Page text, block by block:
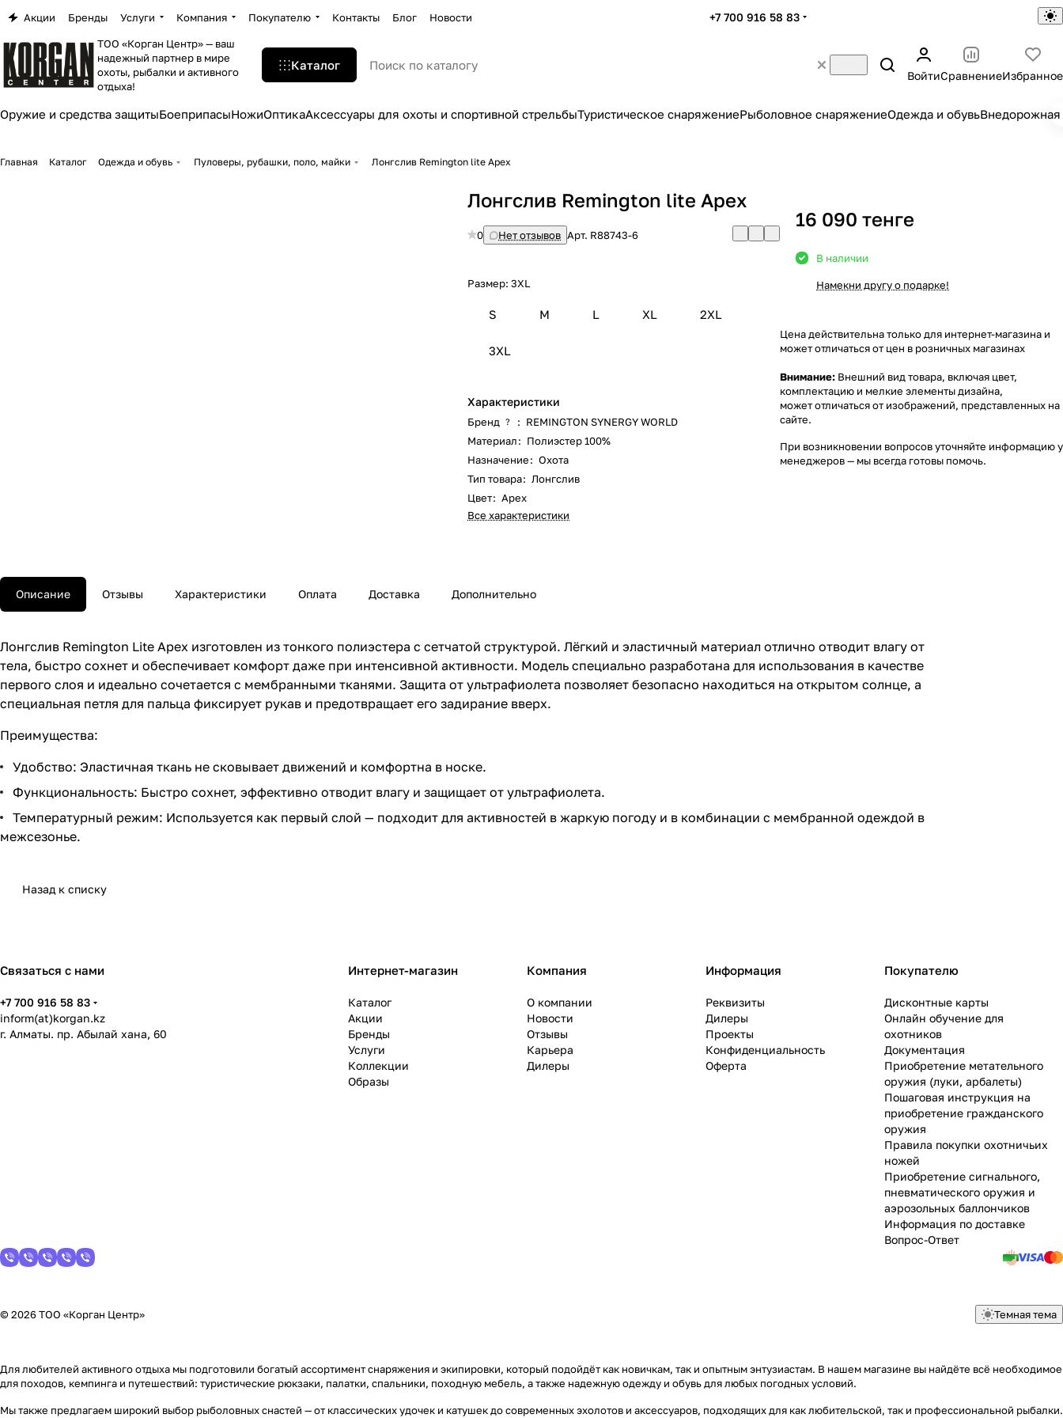
Акции Бренды Услуги Компания Покупателю Контакты Блог Новости +7 700 916 58 83
ТОО «Корган Центр» — ваш
надежный партнер в мире
охоты, рыбалки и активного
отдыха!
Каталог
ВойтиСравнениеИзбранное
Оружие и средства защитыБоеприпасыНожиОптикаАксессуары для охоты и спортивной стрельбыТуристическое снаряжениеРыболовное снаряжениеОдежда и обувьВнедорожная
Главная Каталог Одежда и обувь Пуловеры, рубашки, поло, майки Лонгслив Remington lite Apex
Лонгслив Remington lite Apex
0 Нет отзывов Арт. R88743-6
Размер:3XL
S M L XL 2XL
3XL
Характеристики
Бренд ? : REMINGTON SYNERGY WORLD
Материал: Полиэстер 100%
Назначение: Охота
Тип товара: Лонгслив
Цвет: Apex
Все характеристики
16 090 тенге
В наличии
Намекни другу о подарке!
Цена действительна только для интернет-магазина и
может отличаться от цен в розничных магазинах
Внимание: Внешний вид товара, включая цвет,
комплектацию и мелкие элементы дизайна,
может отличаться от изображений, представленных на
сайте.
При возникновении вопросов уточняйте информацию у
менеджеров— мы всегда готовы помочь.
Описание Отзывы Характеристики Оплата Доставка Дополнительно
Лонгслив Remington Lite Apex изготовлен из тонкого полиэстера с сетчатой структурой. Лёгкий и эластичный материал отлично отводит влагу от
тела, быстро сохнет и обеспечивает комфорт даже при интенсивной активности. Модель специально разработана для использования в качестве
первого слоя и идеально сочетается с мембранными тканями. Защита от ультрафиолета позволяет безопасно находиться на открытом солнце, а
специальная петля для пальца фиксирует рукав и предотвращает его задирание вверх.
Преимущества:
Удобство: Эластичная ткань не сковывает движений и комфортна в носке.
Функциональность: Быстро сохнет, эффективно отводит влагу и защищает от ультрафиолета.
Температурный режим: Используется как первый слой — подходит для активностей в жаркую погоду и в комбинации с мембранной одеждой в
межсезонье.
Назад к списку
Связаться с нами
+7 700 916 58 83
inform(at)korgan.kz
г. Алматы. пр. Абылай хана, 60
Интернет-магазин
Каталог
Акции
Бренды
Услуги
Коллекции
Образы
Компания
О компании
Новости
Отзывы
Карьера
Дилеры
Информация
Реквизиты
Дилеры
Проекты
Конфиденциальность
Оферта
Покупателю
Дисконтные карты
Онлайн обучение для
охотников
Документация
Приобретение метательного
оружия (луки, арбалеты)
Пошаговая инструкция на
приобретение гражданского
оружия
Правила покупки охотничьих
ножей
Приобретение сигнального,
пневматического оружия и
аэрозольных баллончиков
Информация по доставке
Вопрос-Ответ
© 2026 ТОО «Корган Центр» Темная тема
Для любителей активного отдыха мы подготовили богатый ассортимент снаряжения и экипировки, который подойдёт как новичкам, так и опытным энтузиастам. В нашем магазине вы найдёте всё необходимое
для походов, кемпинга и путешествий: туристические рюкзаки, палатки, спальники, походную мебель, а также надежную одежду и обувь для любых погодных условий.
Мы также предлагаем широкий выбор рыболовных снастей — от классических удочек и катушек до современных эхолотов и аксессуаров, подходящих для как любительской, так и профессиональной рыбалки.